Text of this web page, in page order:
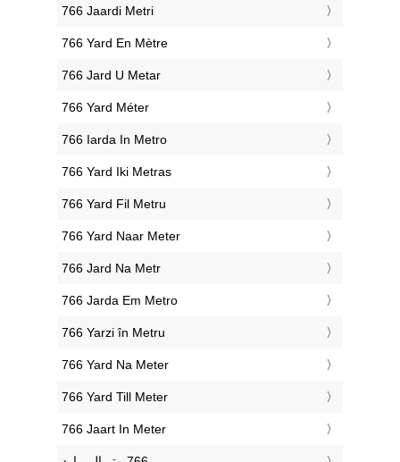
‎766 Jaardi Metri
‎766 Yard En Mètre
‎766 Jard U Metar
‎766 Yard Méter
‎766 Iarda In Metro
‎766 Yard Iki Metras
‎766 Yard Fil Metru
‎766 Yard Naar Meter
‎766 Jard Na Metr
‎766 Jarda Em Metro
‎766 Yarzi în Metru
‎766 Yard Na Meter
‎766 Yard Till Meter
‎766 Jaart In Meter